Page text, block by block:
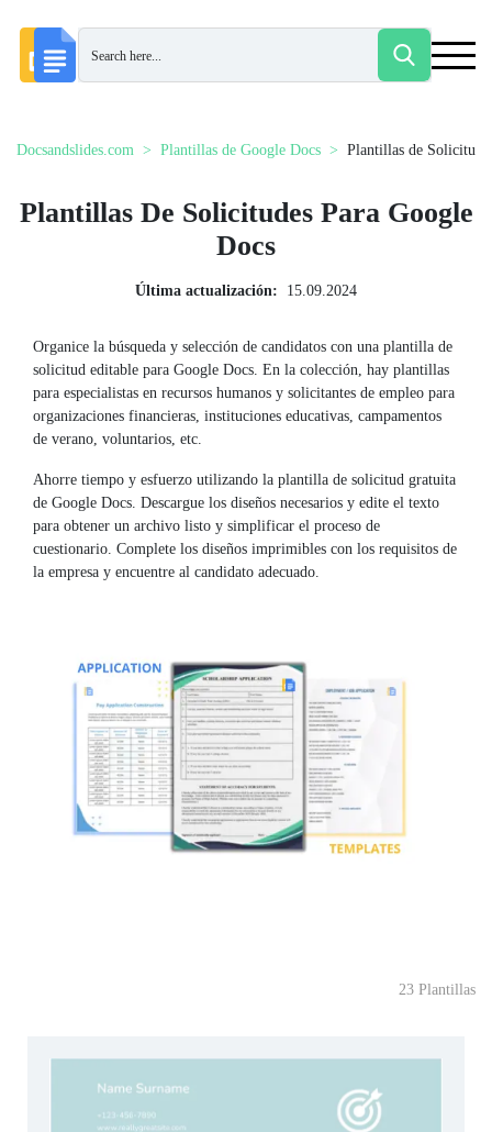
Docsandslides.com Plantillas de Google Docs Plantillas de
Plantillas De Solicitudes Para Google
Docs
Última actualización: 15.09.2024
Organice la búsqueda y selección de candidatos con una plantilla de
solicitud editable para Google Docs. En la colección, hay plantillas
para especialistas en recursos humanos y solicitantes de empleo para
organizaciones financieras, instituciones educativas, campamentos
de verano, voluntarios, etc.
Ahorre tiempo y esfuerzo utilizando la plantilla de solicitud gratuita
de Google Docs. Descargue los diseños necesarios y edite el texto
para obtener un archivo listo y simplificar el proceso de
cuestionario. Complete los diseños imprimibles con los requisitos de
la empresa y encuentre al candidato adecuado.
23 Plantillas